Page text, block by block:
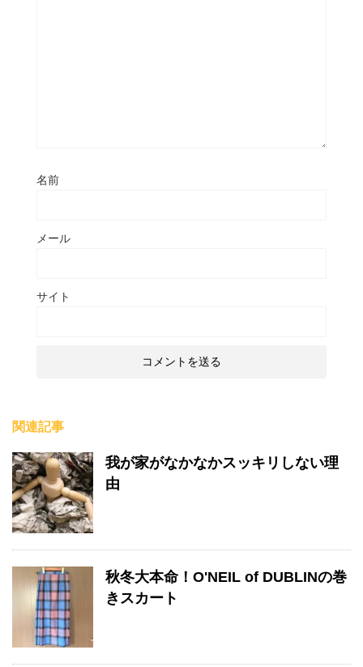
名前
メール
サイト
関連記事
我が家がなかなかスッキリしない理
由
秋冬大本命！O'NEIL of DUBLINの巻
きスカート